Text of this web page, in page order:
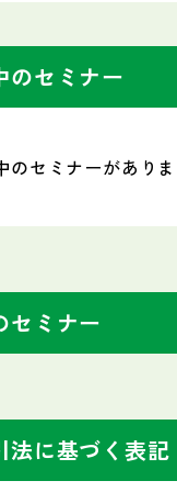
のセミナー
のセミナーがあり
セミナー
法に基づく表記